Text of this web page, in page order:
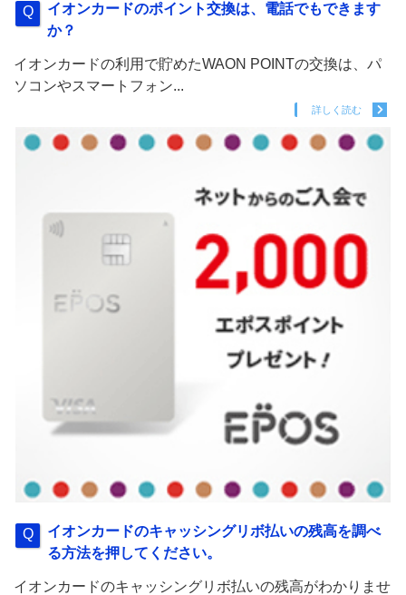
イオンカードのポイント交換は、電話でもできます
か？
イオンカードの利用で貯めたWAON POINTの交換は、パ
ソコンやスマートフォン...
詳しく読む
イオンカードのキャッシングリボ払いの残高を調べ
る方法を押してください。
イオンカードのキャッシングリボ払いの残高がわかりませ